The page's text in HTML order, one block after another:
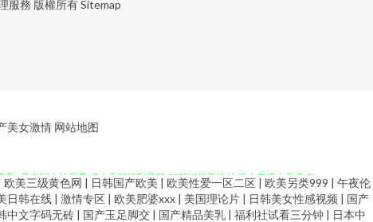
服務 版權所有Sitemap
美女激情 网站地图
情 伊人综合另类 微拍福利老司机 欧美日黄 免费试看网 国产呦交精品视频
欧美三级黄色网 | 日韩国产欧美 | 欧美性爱一区二区 | 欧美另类999 | 午夜伦
日韩在线 | 激情专区 | 欧美肥婆xxx | 美国理论片 | 日韩美女性感视频 | 国产
中文字码无砖 | 国产玉足脚交 | 国产精品美乳 | 福利社试看三分钟 | 日本中